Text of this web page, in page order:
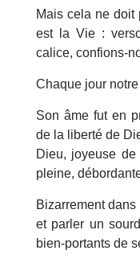
Mais cela ne doit
est la Vie :
calice, confions-
Chaque jour
Son âme fut en
de la liberté de
Dieu, joyeuse
pleine,
Bizarrement
et parler un
bien-portants de